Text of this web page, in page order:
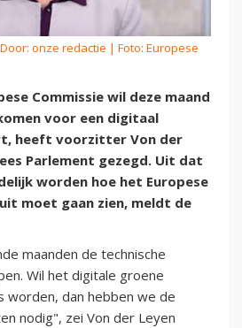
onze redactie | Foto: Europese
Commissie wil deze maand
voor een digitaal
heeft voorzitter Von der
Parlement gezegd. Uit dat
worden hoe het Europese
moet gaan zien, meldt de
maanden de technische
Wil het digitale groene
worden, dan hebben we de
nodig", zei Von der Leyen